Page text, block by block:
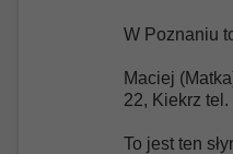
W Poznaniu
Maciej
22, Kiekrz
To jest ten